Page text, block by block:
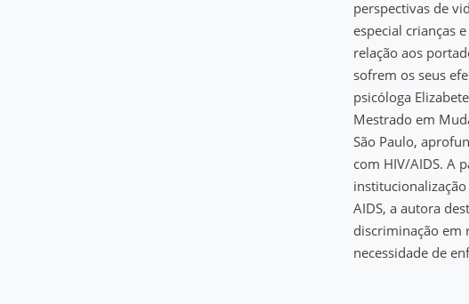
perspectivas de
especial crianças
relação aos
sofrem os seus
psicóloga
Mestrado em
São Paulo,
com HIV/AIDS. A
AIDS, a autora
discriminação em
necessidade de